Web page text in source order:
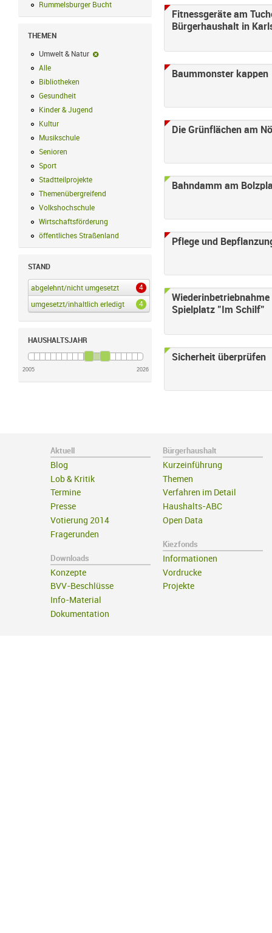
Rummelsburger Bucht Rummelsburger Bucht Filter anwenden
THEMEN
Umwelt & Natur
Umwelt & Natur-Filter entfernen
Alle
Bibliotheken
Gesundheit
Kinder & Jugend
Kinder & Jugend Filter anwenden
Kultur
Musikschule
Senioren
Sport
Stadtteilprojekte Stadtteilprojekte Filter anwenden
Themenübergreifend
Volkshochschule
Wirtschaftsförderung Wirtschaftsförderung Filter anwenden
öffentliches Straßenland
öffentliches Straßenland Filter anwenden
STAND
abgelehnt/nicht umgesetzt 4
abgelehnt/nicht umgesetzt Filter anwenden
umgesetzt/inhaltlich erledigt
4
umgesetzt/inhaltlich erledigt Filter anwenden
HAUSHALTSJAHR
2005 2026
Fitnessgeräte am
Bürgerhaushalt in
Baummonster kappen
Die Grünflächen am
Bahndamm am
Pflege und
Spielplatz "Im Schilf"
Sicherheit überprüfen
Aktuell
Blog
Lob & Kritik
Termine
Presse
Votierung 2014
Fragerunden
Downloads
Konzepte
BVV-Beschlüsse
Info-Material
Dokumentation
Bürgerhaushalt
Kurzeinführung
Themen
Verfahren im Detail
Haushalts-ABC
Open Data
Kiezfonds
Informationen
Vordrucke
Projekte